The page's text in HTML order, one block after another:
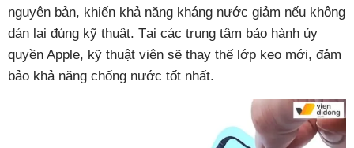
nguyên bản, khiến khả năng kháng nước giảm nếu không
dán lại đúng kỹ thuật. Tại các trung tâm bảo hành ủy
quyền Apple, kỹ thuật viên sẽ thay thế lớp keo mới, đảm
bảo khả năng chống nước tốt nhất.